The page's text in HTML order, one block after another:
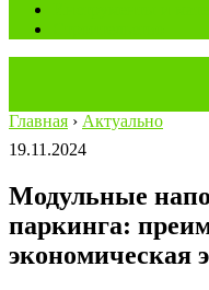
Главная › Актуально
19.11.2024
Модульные
паркинга:
экономическая